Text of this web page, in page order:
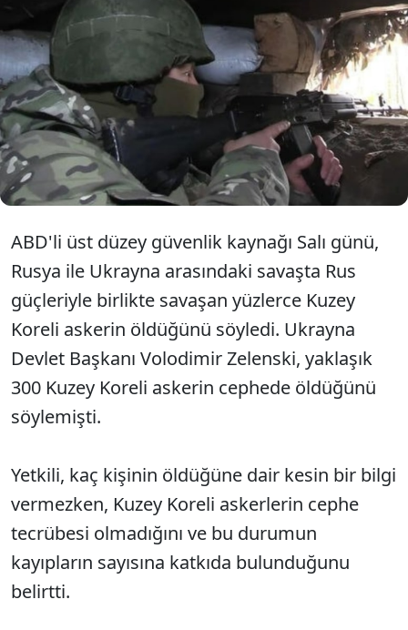
ABD, Kuzey Kore'nin Rusya ile Ukrayna savaşına
gönderdiği askerlerden yüzlercesinin çatışmalarda
öldüğünü açıkladı. Beyaz Saray, Kuzey Kore
askerlerinin genellikle piyade pozisyonlarında Rus
güçleriyle birlikte savaştığını doğruladı. Şiddetli
çatışmalar sürerken Biden yönetimi, görev
değişiminden önce Ukrayna’ya askeri yardımları
hızlandırmaya çalışıyor.
ABD'li üst düzey güvenlik kaynağı Salı günü,
Rusya ile Ukrayna arasındaki savaşta Rus
güçleriyle birlikte savaşan yüzlerce Kuzey
Koreli askerin öldüğünü söyledi. Ukrayna
Devlet Başkanı Volodimir Zelenski, yaklaşık
300 Kuzey Koreli askerin cephede öldüğünü
söylemişti.
Yetkili, kaç kişinin öldüğüne dair kesin bir bilgi
vermezken, Kuzey Koreli askerlerin cephe
tecrübesi olmadığını ve bu durumun
kayıpların sayısına katkıda bulunduğunu
belirtti.